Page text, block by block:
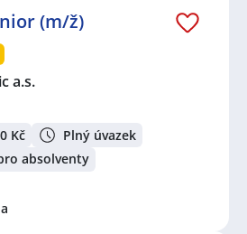
(m/ž)
a.s.
Kč
Plný úvazek
absolventy